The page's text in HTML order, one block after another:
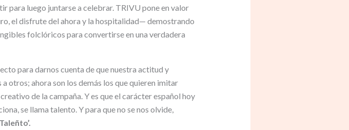
para luego juntarse a celebrar. TRIVU pone en valor
el disfrute del ahora y la hospitalidad— demostrando
folclóricos para convertirse en una verdadera
para darnos cuenta de que nuestra actitud y
otros; ahora son los demás los que quieren imitar
de la campaña. Y es que el carácter español hoy
se llama talento. Y para que no se nos olvide,